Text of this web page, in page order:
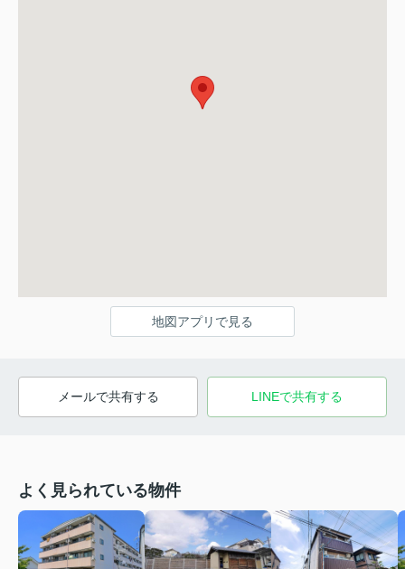
地図アプリで見る
メールで共有する LINEで共有する
よく見られている物件